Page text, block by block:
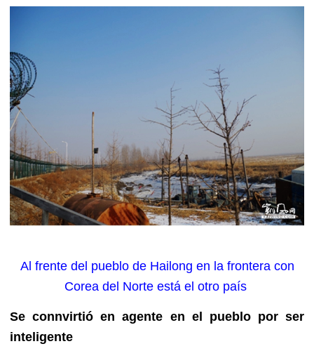
Al frente del pueblo de Hailong en la frontera con
Corea del Norte está el otro país
Se connvirtió en agente en el pueblo por ser
inteligente